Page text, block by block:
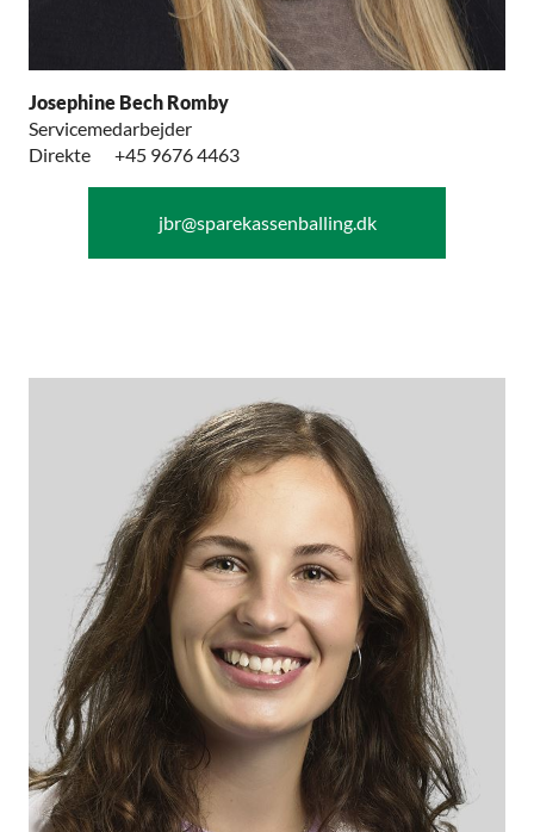
Josephine Bech Romby
Servicemedarbejder
Direkte
+45 9676 4463
jbr@sparekassenballing.dk